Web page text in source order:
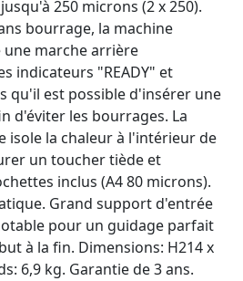
250 microns (2 x 250).
bourrage, la machine
marche arrière
indicateurs "READY" et
qu'il est possible d'insérer une
d'éviter les bourrages. La
isole la chaleur à l'intérieur de
un toucher tiède et
inclus (A4 80 microns).
Grand support d'entrée
pour un guidage parfait
à la fin. Dimensions: H214 x
6,9 kg. Garantie de 3 ans.